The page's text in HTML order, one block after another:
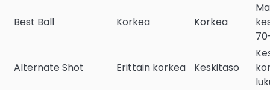
Best Ball Korkea Korkea
Alternate Shot Erittäin korkea Keskitaso